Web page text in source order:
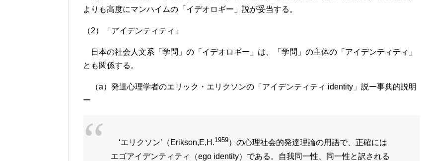
よりも高度にマンハイムの「イデオロギー」説が妥当する。
（2）「アイデンティティ」
日本の社会人文系「学問」の「イデオロギー」は、「学問」の主体の「アイデンティティ」
とも関係する。
（a）発達心理学者のエリック・エリクソンの「アイデンティティ identity」説ー事典的説明
ー
‘エリクソン’（Erikson,E,H.1959）の心理社会的発達理論の用語で、正確には
エゴアイデンティティ（ego identity）である。自我同一性、同一性と訳される